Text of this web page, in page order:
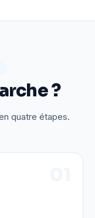
?
quatre étapes.